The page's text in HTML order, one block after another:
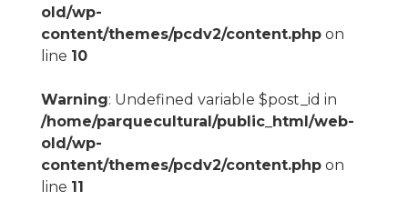
old/wp-
content/themes/pcdv2/content.phpon
line 10
Warning: Undefined variable $post_id in
/home/parquecultural/public_html/web-
old/wp-
content/themes/pcdv2/content.phpon
line 11